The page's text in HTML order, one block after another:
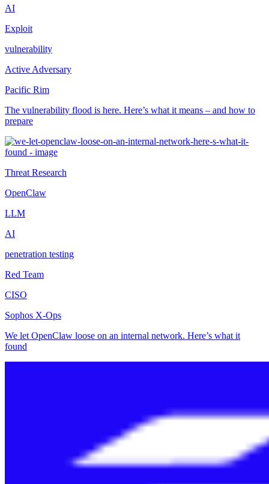
AI
Exploit
vulnerability
Active Adversary
Pacific Rim
The vulnerability flood is here. Here’s what it means – and how to
prepare
Threat Research
OpenClaw
LLM
AI
penetration testing
Red Team
CISO
Sophos X-Ops
We let OpenClaw loose on an internal network. Here’s what it
found